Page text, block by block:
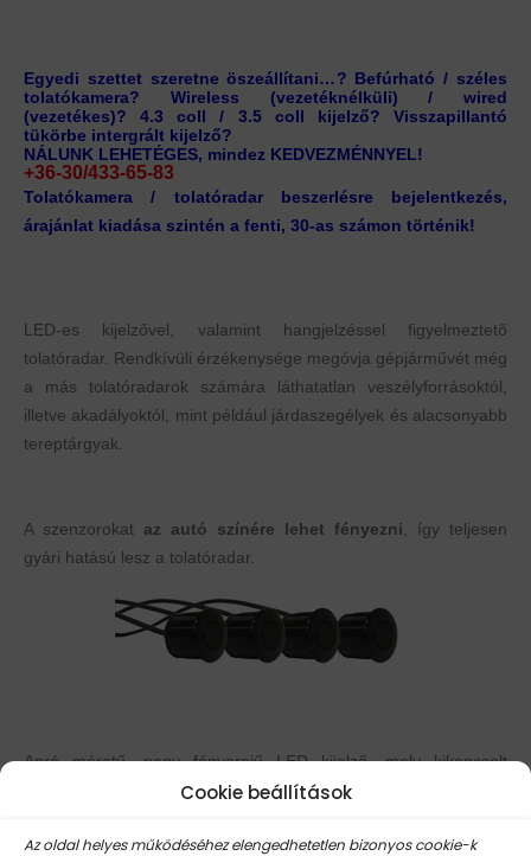
Cookie beállítások
Az oldal helyes működéséhez elengedhetetlen bizonyos cookie-k
Egyedi szettet szeretne öszeállítani…? Befúrható / széles
tolatókamera? Wireless (vezetéknélküli) / wired
(vezetékes)? 4.3 coll / 3.5 coll kijelző? Visszapillantó
tükörbe intergrált kijelző?
NÁLUNK LEHETÉGES, mindez KEDVEZMÉNNYEL!
+36-30/433-65-83
Tolatókamera / tolatóradar beszerlésre bejelentkezés,
árajánlat kiadása szintén a fenti, 30-as számon történik!
LED-es kijelzővel, valamint hangjelzéssel figyelmeztető
tolatóradar. Rendkívüli érzékenysége megóvja gépjárművét még
a más tolatóradarok számára láthatatlan veszélyforrásoktól,
illetve akadályoktól, mint például járdaszegélyek és alacsonyabb
tereptárgyak.
A szenzorokat az autó színére lehet fényezni , így teljesen
gyári hatású lesz a tolatóradar.
Apró méretű, nagy fényerejű LED kijelző, mely kikapcsolt
állapotában teljesen fekete, így minden műszerfalon